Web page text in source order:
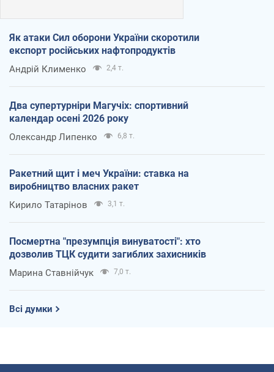
Як атаки Сил оборони України скоротили
експорт російських нафтопродуктів
Андрій Клименко 2,4 т.
Два супертурніри Магучіх: спортивний
календар осені 2026 року
Олександр Липенко 6,8 т.
Ракетний щит і меч України: ставка на
виробництво власних ракет
Кирило Татарінов 3,1 т.
Посмертна "презумпція винуватості": хто
дозволив ТЦК судити загиблих захисників
Марина Ставнійчук 7,0 т.
Всі думки